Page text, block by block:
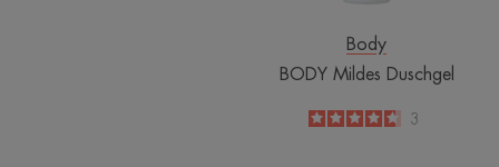
Body
BODY Mildes Duschgel
4.7
/
5
3